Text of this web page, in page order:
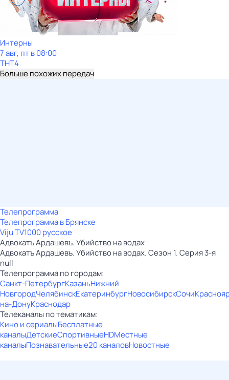
Интерны
7 авг, пт в 08:00
ТНТ4
Больше похожих передач
Телепрограмма
Телепрограмма в Брянске
Viju TV1000 русское
Адвокатъ Ардашевъ. Убийство на водах
Адвокатъ Ардашевъ. Убийство на водах. Сезон 1. Серия 3-я
null
Телепрограмма по городам:
Санкт-ПетербургКазаньНижний
НовгородЧелябинскЕкатеринбургНовосибирскСочи
на-ДонуКраснодар
Телеканалы по тематикам:
Кино и сериалыБесплатные
каналыДетскиеСпортивныеHDМестные
каналыПознавательные20 каналовНовостные